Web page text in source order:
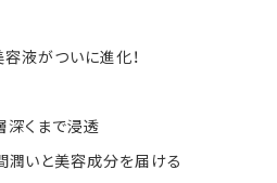
容液がついに進化！
深くまで浸透
潤いと美容成分を届ける